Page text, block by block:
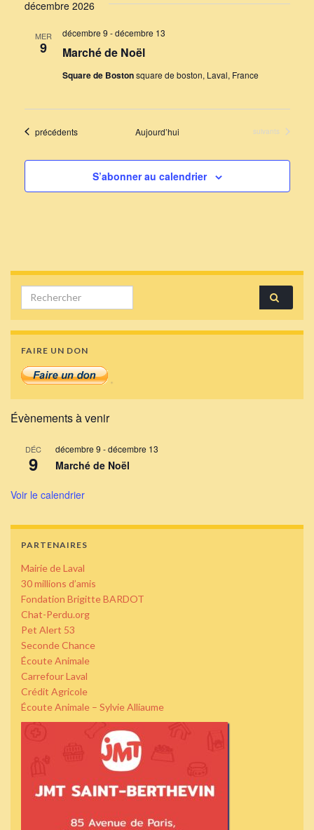
décembre 2026
MER
9 Marché de Noël
décembre 9 -décembre 13
Square de Bostonsquare de boston, Laval, France
Évènements
précédents Aujourd’hui Évènements
suivants
S’abonner au calendrier
Search for:
FAIRE UN DON
Évènements à venir
DÉC
9
décembre 9 -décembre 13
Marché de Noël
Voir le calendrier
PARTENAIRES
Mairie de Laval
30 millions d’amis
Fondation Brigitte BARDOT
Chat-Perdu.org
Pet Alert 53
Seconde Chance
Écoute Animale
Carrefour Laval
Crédit Agricole
Écoute Animale – Sylvie Alliaume